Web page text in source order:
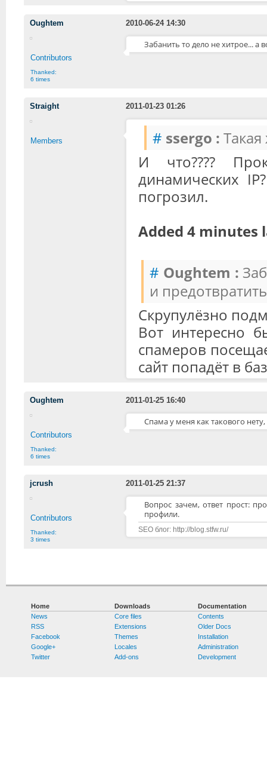
Oughtem 2010-06-24 14:30
Contributors
Thanked:
6 times
Забанить то дело не хитрое... а
Straight 2011-01-23 01:26
Members # ssergo :
И что????
динамических
погрозил.
Added 4 minutes
# Oughtem :
и
Скрупулёзно
Вот интересно
спамеров
сайт попадёт в
Oughtem 2011-01-25 16:40
Contributors
Thanked:
6 times
Спама у меня как такового
jcrush 2011-01-25 21:37
Contributors
Thanked:
3 times
Вопрос зачем, ответ прост:
профили.
SEO блог: http://blog.stfw.ru/
Home
News
RSS
Facebook
Google+
Twitter
Downloads
Core files
Extensions
Themes
Locales
Add-ons
Documentation
Contents
Older Docs
Installation
Administration
Development